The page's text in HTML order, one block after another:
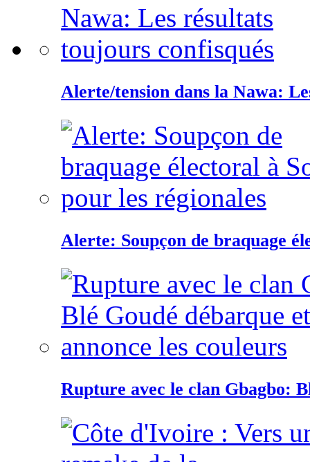
Alerte/tension dans la Nawa:
Alerte: Soupçon de braquage
Rupture avec le clan Gbagbo: